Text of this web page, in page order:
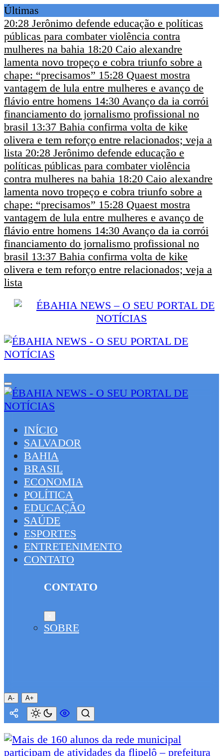
Últimas
20:28 Jerônimo defende educação e políticas
públicas para combater violência contra
mulheres na bahia 18:20 Caio alexandre
lamenta novo tropeço e cobra triunfo sobre a
chape: “precisamos” 15:28 Quaest mostra
vantagem de lula entre mulheres e avanço de
flávio entre homens 14:30 Avanço da ia corrói
financiamento do jornalismo profissional no
brasil 13:37 Bahia confirma volta de kike
olivera e tem reforço entre relacionados; veja a
lista 20:28 Jerônimo defende educação e
políticas públicas para combater violência
contra mulheres na bahia 18:20 Caio alexandre
lamenta novo tropeço e cobra triunfo sobre a
chape: “precisamos” 15:28 Quaest mostra
vantagem de lula entre mulheres e avanço de
flávio entre homens 14:30 Avanço da ia corrói
financiamento do jornalismo profissional no
brasil 13:37 Bahia confirma volta de kike
olivera e tem reforço entre relacionados; veja a
lista
INÍCIO
SALVADOR
BAHIA
BRASIL
ECONOMIA
POLÍTICA
EDUCAÇÃO
SAÚDE
ESPORTES
ENTRETENIMENTO
CONTATO
CONTATO
SOBRE
A- A+